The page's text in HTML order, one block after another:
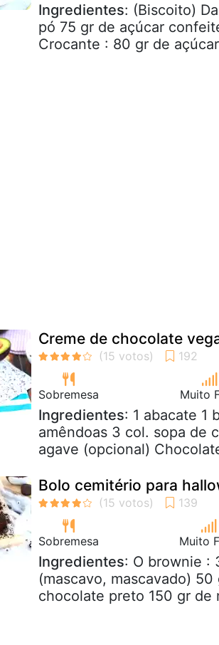
Ingredientes: (Biscoito)
pó 75 gr de açúcar
Crocante : 80 gr de
Creme de chocolate
Sobremesa Muito
Ingredientes: 1 abacate 1
amêndoas 3 col. sopa de
agave (opcional)
Bolo cemitério para
Sobremesa Muito
Ingredientes: O brownie :
(mascavo, mascavado)
chocolate preto 150 gr de